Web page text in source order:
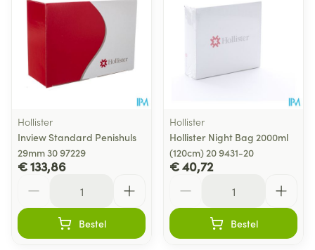
Hollister
Inview Standard Penishuls
29mm 30 97229
€ 133,86
Bestel
Hollister
Hollister Night Bag 2000ml
(120cm) 20 9431-20
€ 40,72
Bestel